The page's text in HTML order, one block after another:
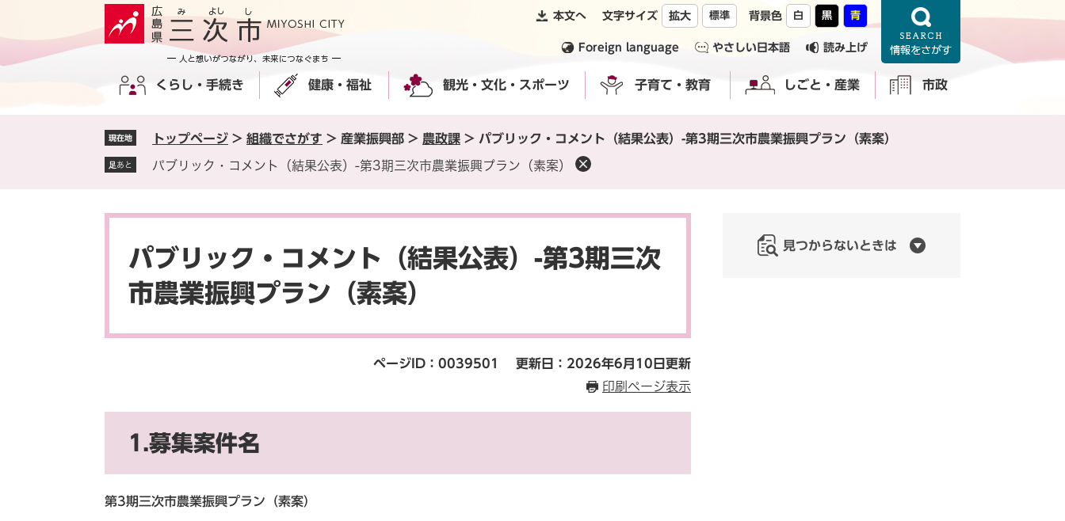
の
ー
本文へ 文字サイズ 拡大 標準 背景色 白 黒 青
Foreign language やさしい日本語 読み上げ
くらし・手続き 健康・福祉 観光・文化・スポーツ 子育て・教育 しごと・産業 市政
現在地 トップページ > 組織でさがす > 産業振興部 > 農政課 > パブリック・コメント（結果公表）-第3期三次市農業振興プラン（素案）
足あと パブリック・コメント（結果公表）-第3期三次市農業振興プラン（素案）
パブリック・コメント（結果公表）-第3期三次
市農業振興プラン（素案）
ページID：0039501
更新日：2026年6月10日更新
印刷ページ表示
1.募集案件名
第3期三次市農業振興プラン（素案）
見つからないときは